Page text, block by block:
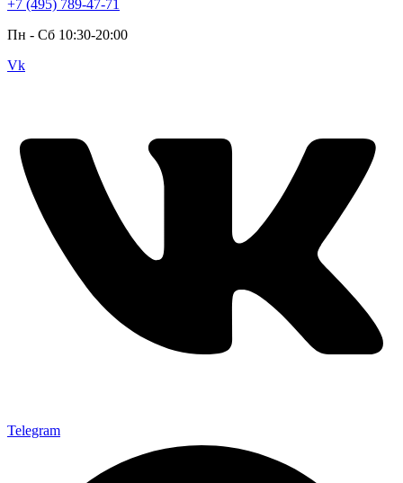
+7 (495) 789-47-71
Пн - Cб 10:30-20:00
Vk
Telegram